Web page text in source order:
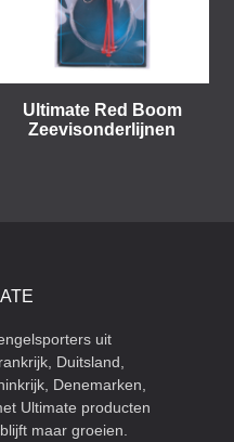
Ultimate Red Boom
Zeevisonderlijnen
uit
Duitsland,
Denemarken,
Ultimate producten
maar groeien.